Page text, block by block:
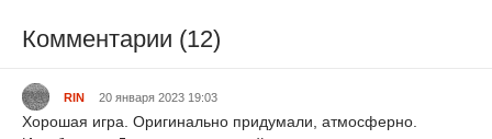
Комментарии (12)
RIN 20 января 2023 19:03
Хорошая игра. Оригинально придумали, атмосферно.